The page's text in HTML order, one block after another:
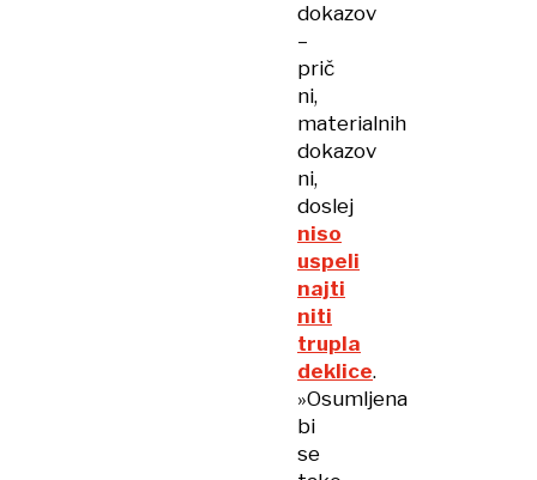
dokazov
–
prič
ni,
materialnih
dokazov
ni,
doslej
niso
uspeli
najti
niti
trupla
deklice.
»Osumljena
bi
se